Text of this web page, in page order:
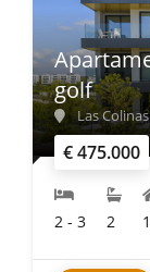
€ 475.000
golf
Las
2 - 3 2